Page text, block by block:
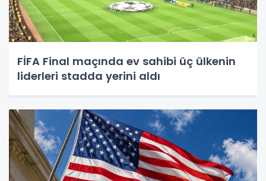
FİFA Final maçında ev sahibi üç ülkenin
liderleri stadda yerini aldı